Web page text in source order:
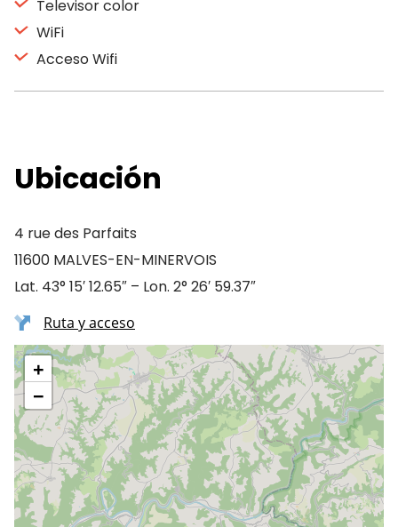
Televisor color
WiFi
Acceso Wifi
Ubicación
4 rue des Parfaits
11600 MALVES-EN-MINERVOIS
Lat. 43° 15′ 12.65″ – Lon. 2° 26′ 59.37″
Ruta y acceso
+
−